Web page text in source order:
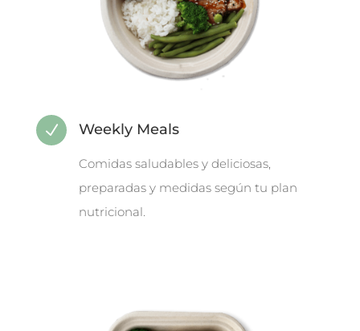
N Weekly Meals
Comidas saludables y deliciosas,
preparadas y medidas según tu plan
nutricional.